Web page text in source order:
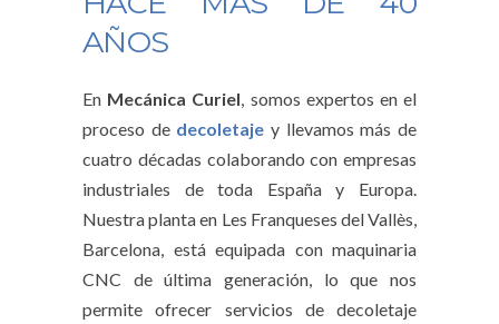
AÑOS
En Mecánica Curiel, somos expertos en el
proceso de decoletaje y llevamos más de
cuatro décadas colaborando con empresas
industriales de toda España y Europa.
Nuestra planta en Les Franqueses del Vallès,
Barcelona, está equipada con maquinaria
CNC de última generación, lo que nos
permite ofrecer servicios de decoletaje